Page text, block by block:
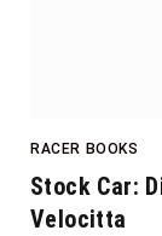
RACER BOOKS
Stock Car:
Velocitta